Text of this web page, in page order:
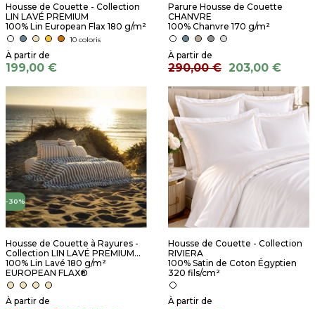
Housse de Couette - Collection
LIN LAVÉ PREMIUM
100% Lin European Flax 180 g/m²
10 coloris
199,00 €
Parure Housse de Couette
CHANVRE
100% Chanvre 170 g/m²
290,00 € 203,00 €
-30%
Housse de Couette à Rayures -
Collection LIN LAVÉ PREMIUM...
100% Lin Lavé 180 g/m²
EUROPEAN FLAX®
Housse de Couette - Collection
RIVIERA
100% Satin de Coton Égyptien
320 fils/cm²